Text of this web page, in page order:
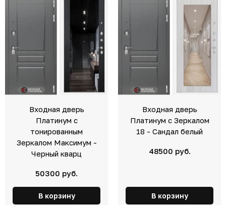
Входная дверь
Платинум с
тонированным
Зеркалом Максимум -
Черный кварц
50300 руб.
В корзину
Входная дверь
Платинум с Зеркалом
18 - Сандал белый
48500 руб.
В корзину